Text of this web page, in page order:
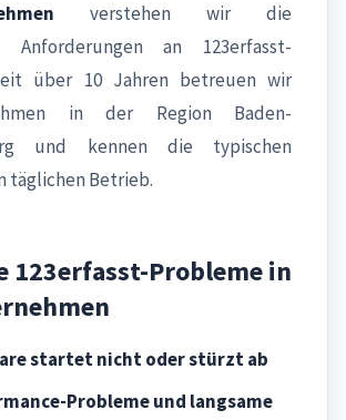
verstehen wir die
Anforderungen an 123erfasst-
über 10 Jahren betreuen wir
in der Region Baden-
und kennen die typischen
täglichen Betrieb.
123erfasst-Probleme in
startet nicht oder stürzt ab
Probleme und langsame